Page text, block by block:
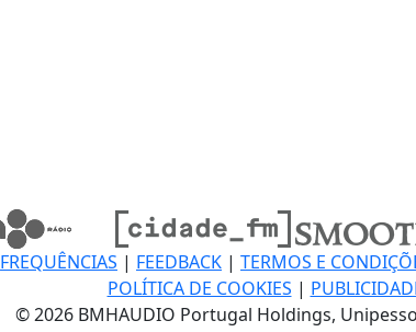
FREQUÊNCIAS | FEEDBACK | TERMOS E
POLÍTICA DE COOKIES |
© 2026 BMHAUDIO Portugal Holdings,